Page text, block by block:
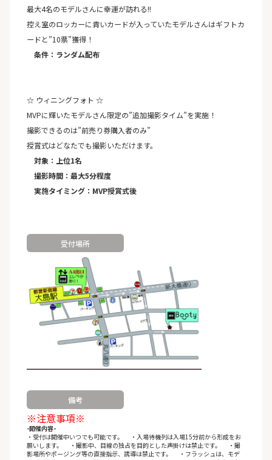
最大4名のモデルさんに幸運が訪れる!!
控え室のロッカーに青いカードが入っていたモデルさんはギフトカ
ードと”10票”獲得！
条件：ランダム配布
☆ ウィニングフォト ☆
MVPに輝いたモデルさん限定の”追加撮影タイム”を実施！
撮影できるのは”前売り券購入者のみ”
授賞式はどなたでも撮影いただけます。
対象：上位1名
撮影時間：最大5分程度
実施タイミング：MVP授賞式後
受付場所
備考
※注意事項※
-開催内容-
・受付は開催中いつでも可能です。 ・入場待機列は入場15分前から形成をお
願いします。 ・撮影中、目線の独占を目的とした声掛けは禁止です。 ・撮
影場所やポージング等の直接指示、誘導は禁止です。 ・フラッシュは、モデ